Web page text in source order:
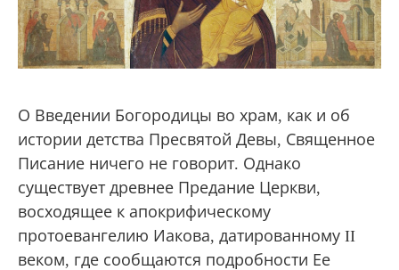
О Введении Богородицы во храм, как и об
истории детства Пресвятой Девы, Священное
Писание ничего не говорит. Однако
существует древнее Предание Церкви,
восходящее к апокрифическому
протоевангелию Иакова, датированному II
веком, где сообщаются подробности Ее